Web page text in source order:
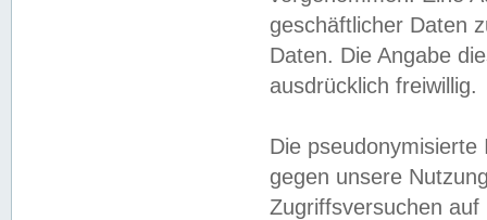
geschäftlicher Daten
Daten. Die Angabe
ausdrücklich freiwillig.
Die
gegen unsere
Zugriffsversuchen